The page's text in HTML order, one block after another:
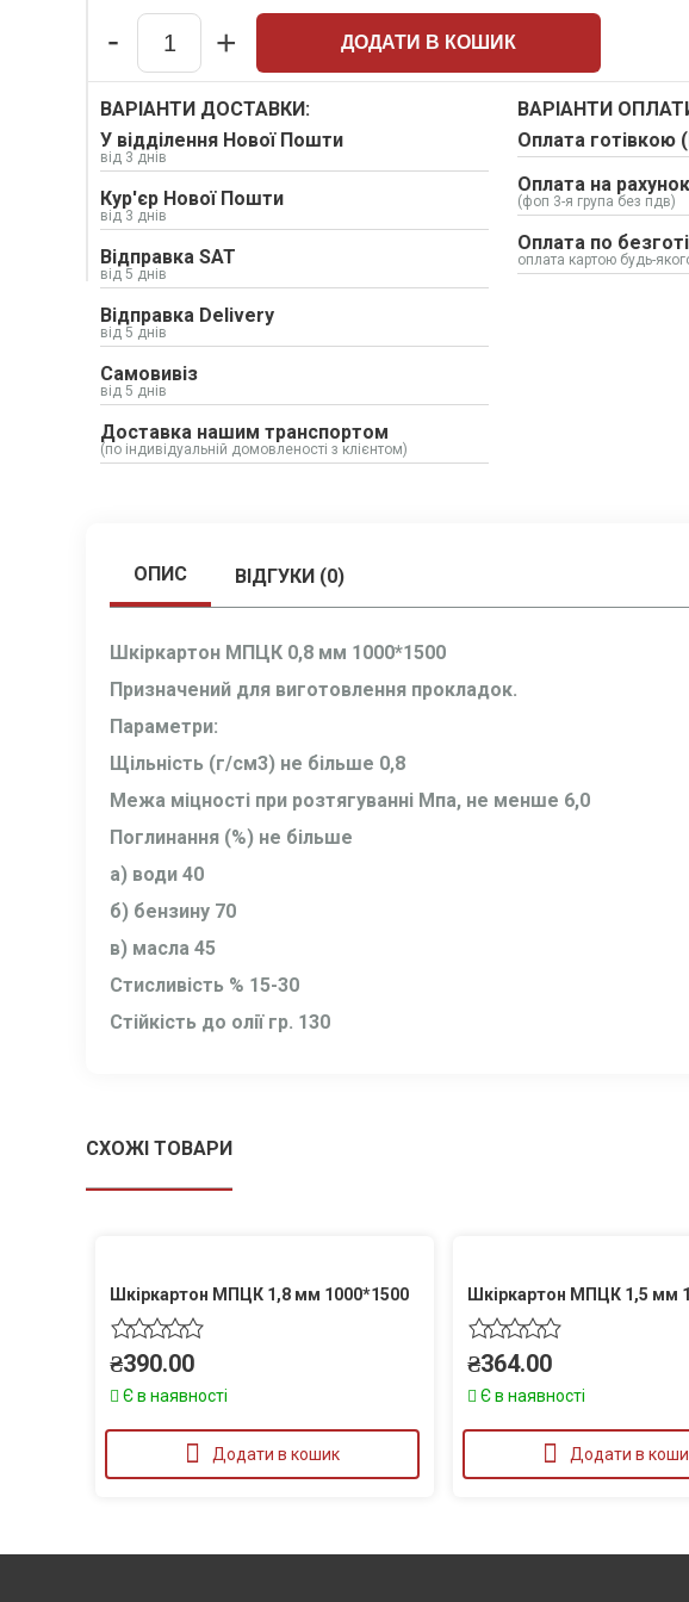
Набивки сальникові
Композитні матеріали Resimac
Парафінова емульсія
Прокладки
Шкіркартон прокладковий
Електрокартон листовий
Шнури: Гумові, силіконові
Quantity
- + ДОДАТИ В КОШИК
ВАРІАНТИ ДОСТАВКИ:
У відділення Нової Пошти
від 3 днів
Кур'єр Нової Пошти
від 3 днів
Відправка SAT
від 5 днів
Відправка Delivery
від 5 днів
Самовивіз
від 5 днів
Доставка нашим транспортом
(по індивідуальній домовленості з клієнтом)
ВАРІАНТИ
Оплата готівкою
Оплата на
(фоп 3-я група без пдв)
Оплата по
оплата картою будь-
ОПИС ВІДГУКИ (0)
Шкіркартон МПЦК 0,8 мм 1000*1500
Призначений для виготовлення прокладок.
Параметри:
Щільність (г/см3) не більше 0,8
Межа міцності при розтягуванні Мпа, не менше 6,0
Поглинання (%) не більше
а) води 40
б) бензину 70
в) масла 45
Стисливість % 15-30
Стійкість до олії гр. 130
СХОЖІ ТОВАРИ
Шкіркартон МПЦК 1,8 мм 1000*1500
₴390.00
Є в наявності
Додати в кошик
Шкіркартон МПЦК 1,5 мм
₴364.00
Є в наявності
Додати в